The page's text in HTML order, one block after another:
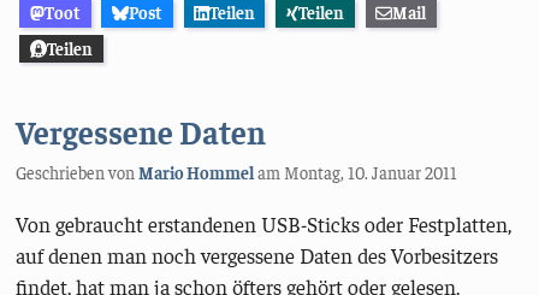
Toot
Post Teilen Teilen
Mail
Teilen
Vergessene Daten
Geschrieben vonMario Hommelam Montag, 10. Januar 2011
Von gebraucht erstandenen USB-Sticks oder Festplatten,
auf denen man noch vergessene Daten des Vorbesitzers
findet, hat man ja schon öfters gehört oder gelesen.